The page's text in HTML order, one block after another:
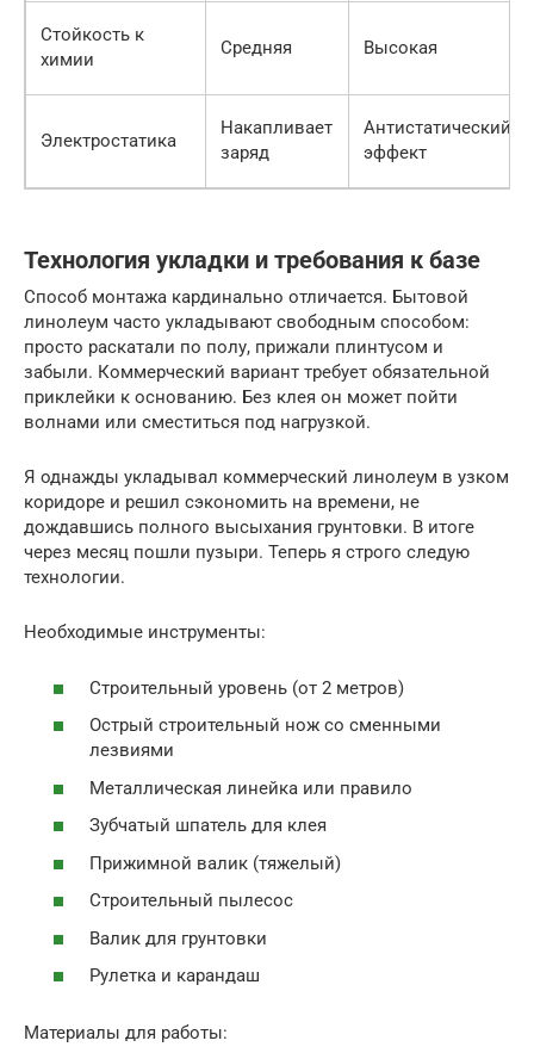
Стойкость к
химии
Средняя Высокая
Электростатика
Накапливает
заряд
Антистатический
эффект
Технология укладки и требования к базе
Способ монтажа кардинально отличается. Бытовой
линолеум часто укладывают свободным способом:
просто раскатали по полу, прижали плинтусом и
забыли. Коммерческий вариант требует обязательной
приклейки к основанию. Без клея он может пойти
волнами или сместиться под нагрузкой.
Я однажды укладывал коммерческий линолеум в узком
коридоре и решил сэкономить на времени, не
дождавшись полного высыхания грунтовки. В итоге
через месяц пошли пузыри. Теперь я строго следую
технологии.
Необходимые инструменты:
Строительный уровень (от 2 метров)
Острый строительный нож со сменными
лезвиями
Металлическая линейка или правило
Зубчатый шпатель для клея
Прижимной валик (тяжелый)
Строительный пылесос
Валик для грунтовки
Рулетка и карандаш
Материалы для работы: